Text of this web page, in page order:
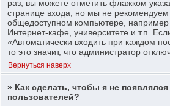
раз, вы можете отметить флажком
странице входа, но мы не рекомендуем
общедоступном компьютере, например
Интернет-кафе, университете и т.п.
«Автоматически входить при каждом
то это значит, что администратор
Вернуться наверх
» Как сделать, чтобы я не
пользователей?